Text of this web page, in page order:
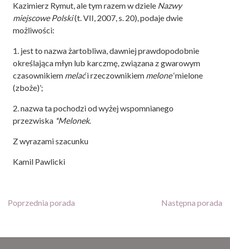
Kazimierz Rymut, ale tym razem w dziele Nazwy
miejscowe Polski(t. VII, 2007, s. 20), podaje dwie
możliwości:
1. jest to nazwa żartobliwa, dawniej prawdopodobnie
określająca młyn lub karczmę, związana z gwarowym
czasownikiem melaći rzeczownikiem melone‘mielone
(zboże)’;
2. nazwa ta pochodzi od wyżej wspomnianego
przezwiska *Melonek.
Z wyrazami szacunku
Kamil Pawlicki
Poprzednia porada Następna porada